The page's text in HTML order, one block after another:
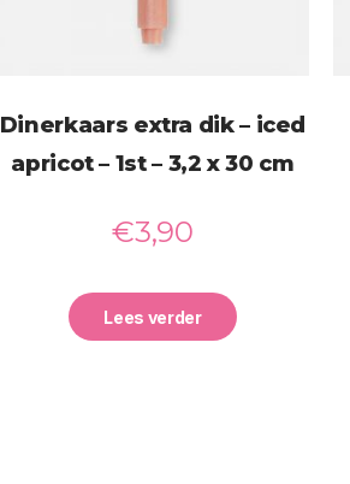
Dinerkaars extra dik – iced
apricot – 1st – 3,2 x 30 cm
€3,90
Lees verder